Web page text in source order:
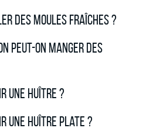
des moules fraîches ?
peut-on manger des
une huître ?
une huître plate ?